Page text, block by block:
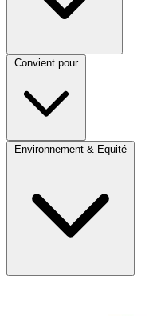
Convient pour
Environnement & Equité